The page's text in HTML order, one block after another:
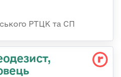
РТЦК та СП